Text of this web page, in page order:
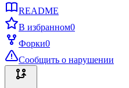
README
В избранном0
Форки0
Сообщить о нарушении